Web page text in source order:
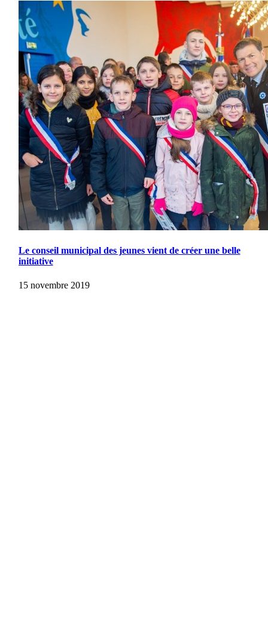
Le conseil municipal des jeunes vient de créer une belle
initiative
15 novembre 2019